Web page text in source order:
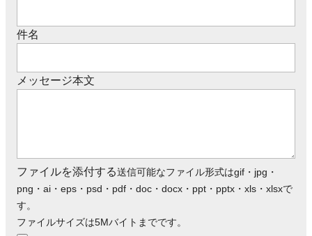
件名
メッセージ本文
ファイルを添付する送信可能なファイル形式はgif・jpg・
png・ai・eps・psd・pdf・doc・docx・ppt・pptx・xls・xlsxで
す。
ファイルサイズは5Mバイトまでです。